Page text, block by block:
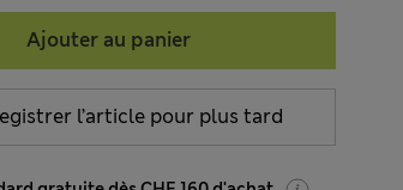
Ajouter au panier
l’article pour plus tard